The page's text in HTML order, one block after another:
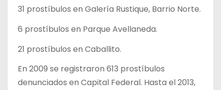
31 prostíbulos en Galería Rustique, Barrio Norte.
6 prostíbulos en Parque Avellaneda.
21 prostíbulos en Caballito.
En 2009 se registraron 613 prostíbulos
denunciados en Capital Federal. Hasta el 2013,